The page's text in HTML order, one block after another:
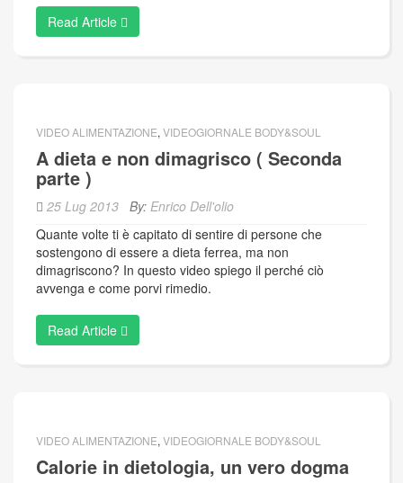
Read Article
VIDEO ALIMENTAZIONE, VIDEOGIORNALE BODY&SOUL
A dieta e non dimagrisco ( Seconda
parte )
25 Lug 2013 By: Enrico Dell'olio
Quante volte ti è capitato di sentire di persone che
sostengono di essere a dieta ferrea, ma non
dimagriscono? In questo video spiego il perché ciò
avvenga e come porvi rimedio.
Read Article
VIDEO ALIMENTAZIONE, VIDEOGIORNALE BODY&SOUL
Calorie in dietologia, un vero dogma